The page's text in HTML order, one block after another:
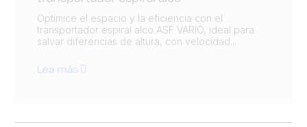
Optimice el espacio y la eficiencia con el
transportador espiral alco ASF VARIO, ideal para
salvar diferencias de altura, con velocidad...
Lea más